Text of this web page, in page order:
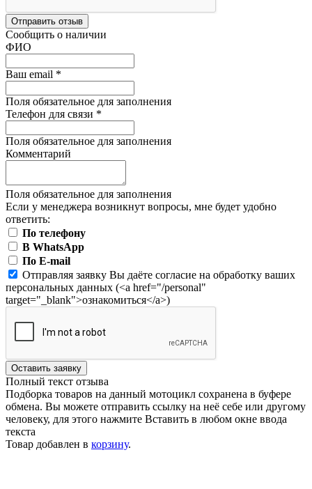
Отправить отзыв
Сообщить о наличии
ФИО
Ваш email *
Поля обязательное для заполнения
Телефон для связи *
Поля обязательное для заполнения
Комментарий
Поля обязательное для заполнения
Если у менеджера возникнут вопросы, мне будет удобно
ответить:
По телефону
В WhatsApp
По E-mail
Отправляя заявку Вы даёте согласие на обработку ваших
персональных данных (<a href="/personal"
target="_blank">ознакомиться</a>)
Оставить заявку
Полный текст отзыва
Подборка товаров на данный мотоцикл сохранена в буфере
обмена. Вы можете отправить ссылку на неё себе или другому
человеку, для этого нажмите Вставить в любом окне ввода
текста
Товар добавлен в корзину.